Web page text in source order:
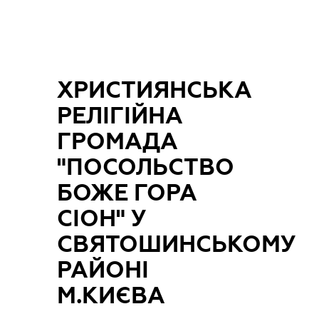
ХРИСТИЯНСЬКА
РЕЛІГІЙНА
ГРОМАДА
"ПОСОЛЬСТВО
БОЖЕ ГОРА
СІОН" У
СВЯТОШИНСЬКОМУ
РАЙОНІ
М.КИЄВА